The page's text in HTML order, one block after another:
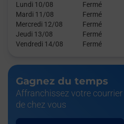
Lundi 10/08
Fermé
Mardi 11/08
Fermé
Mercredi 12/08
Fermé
Jeudi 13/08
Fermé
Vendredi 14/08
Fermé
Gagnez du temps
Affranchissez votre courrier
de chez vous